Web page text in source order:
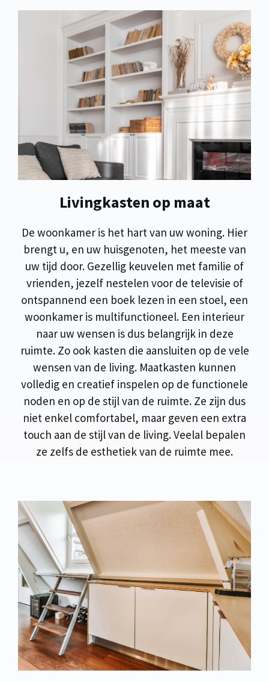
Livingkasten op maat
De woonkamer is het hart van uw woning. Hier
brengt u, en uw huisgenoten, het meeste van
uw tijd door. Gezellig keuvelen met familie of
vrienden, jezelf nestelen voor de televisie of
ontspannend een boek lezen in een stoel, een
woonkamer is multifunctioneel. Een interieur
naar uw wensen is dus belangrijk in deze
ruimte. Zo ook kasten die aansluiten op de vele
wensen van de living. Maatkasten kunnen
volledig en creatief inspelen op de functionele
noden en op de stijl van de ruimte. Ze zijn dus
niet enkel comfortabel, maar geven een extra
touch aan de stijl van de living. Veelal bepalen
ze zelfs de esthetiek van de ruimte mee.